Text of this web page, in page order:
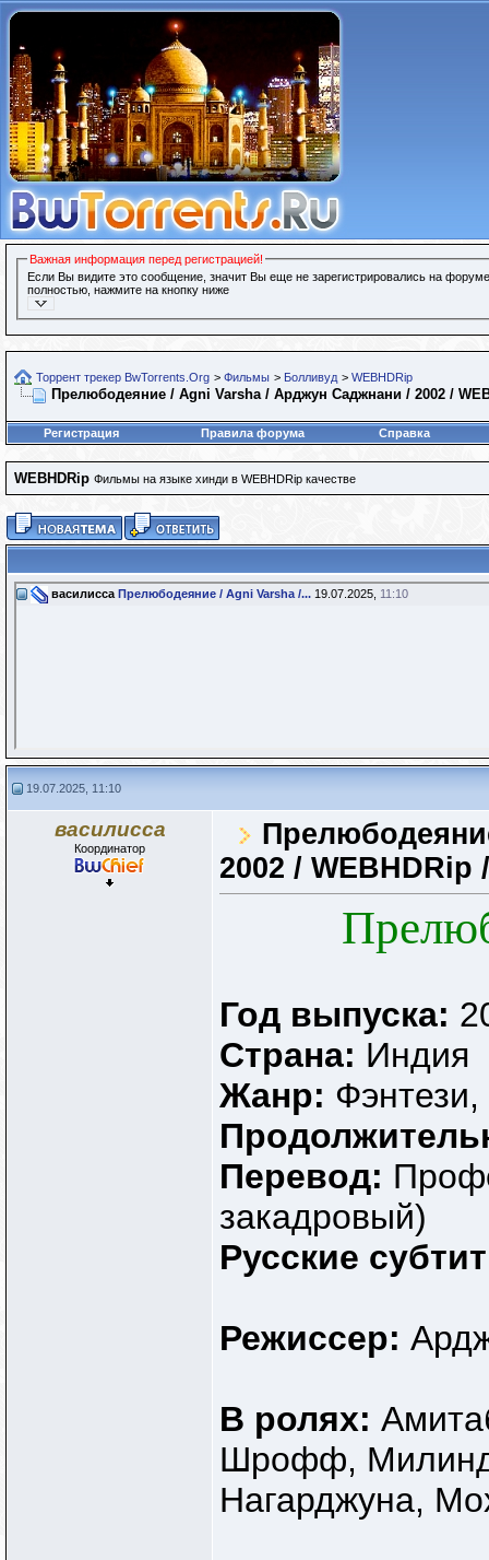
Важная информация перед регистрацией!
Если Вы видите это сообщение, значит Вы еще не зарегистрировались на
полностью, нажмите на кнопку ниже
Торрент трекер BwTorrents.Org > Фильмы > Болливуд > WEBHDRip
Прелюбодеяние / Agni Varsha / Арджун Саджнани / 2002 /
Регистрация Правила форума Справка
WEBHDRip Фильмы на языке хинди в WEBHDRip качестве
василисса Прелюбодеяние / Agni Varsha /... 19.07.2025, 11:10
19.07.2025, 11:10
василисса
Координатор
2002 /
Год выпуска:
Страна: Индия
Жанр:
Перевод:
закадровый)
Русские
Режиссер:
В ролях:
Шрофф, Милинд
Нагарджуна,